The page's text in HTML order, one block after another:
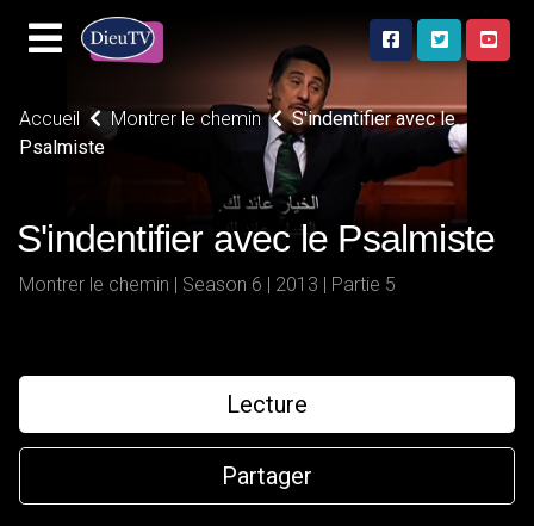
Accueil Montrer le chemin
S'indentifier avec le
Psalmiste
S'indentifier avec le Psalmiste
Montrer le chemin | Season 6 | 2013 | Partie 5
Lecture
Partager